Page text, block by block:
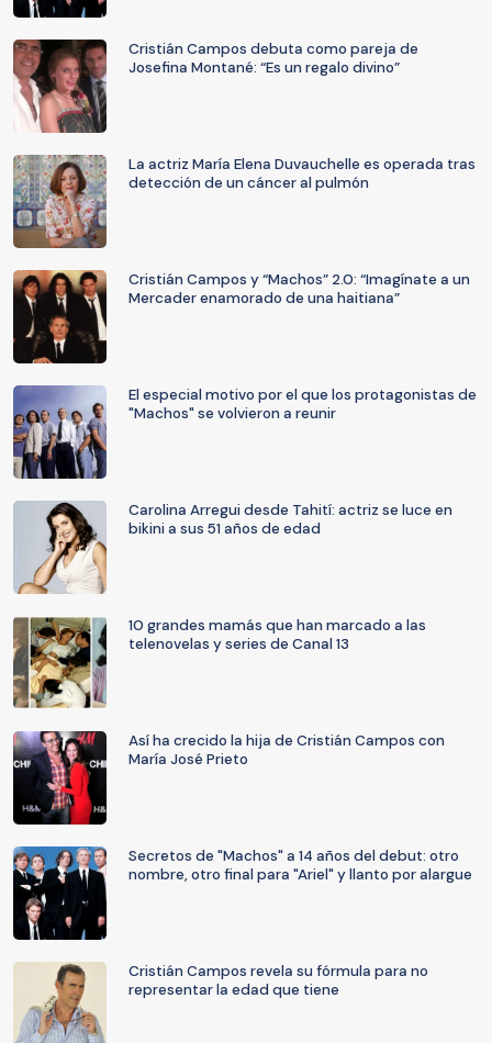
Cristián Campos debuta como pareja de
Josefina Montané: “Es un regalo divino”
La actriz María Elena Duvauchelle es operada tras
detección de un cáncer al pulmón
Cristián Campos y “Machos” 2.0: “Imagínate a un
Mercader enamorado de una haitiana”
El especial motivo por el que los protagonistas de
"Machos" se volvieron a reunir
Carolina Arregui desde Tahití: actriz se luce en
bikini a sus 51 años de edad
10 grandes mamás que han marcado a las
telenovelas y series de Canal 13
Así ha crecido la hija de Cristián Campos con
María José Prieto
Secretos de "Machos" a 14 años del debut: otro
nombre, otro final para "Ariel" y llanto por alargue
Cristián Campos revela su fórmula para no
representar la edad que tiene